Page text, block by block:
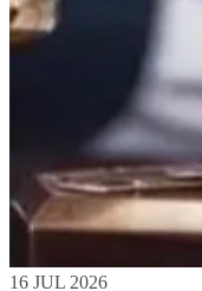
16 JUL 2026